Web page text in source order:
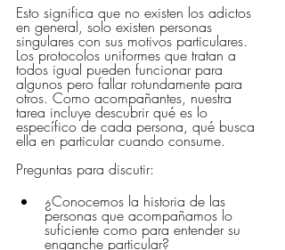
Esto significa que no existen los adictos
en general, solo existen personas
singulares con sus motivos particulares.
Los protocolos uniformes que tratan a
todos igual pueden funcionar para
algunos pero fallar rotundamente para
otros. Como acompañantes, nuestra
tarea incluye descubrir qué es lo
específico de cada persona, qué busca
ella en particular cuando consume.
Preguntas para discutir:
¿Conocemos la historia de las
personas que acompañamos lo
suficiente como para entender su
enganche particular?